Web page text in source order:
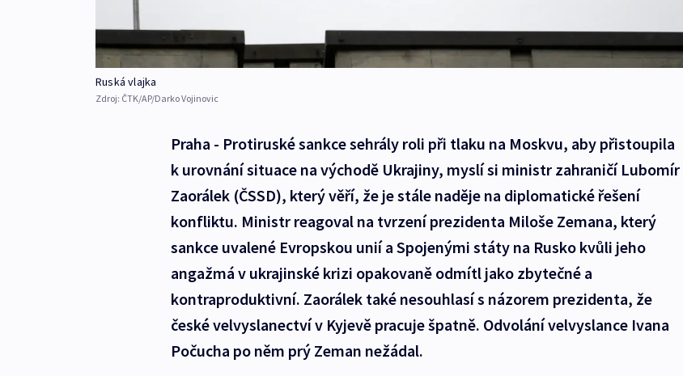
Ruská vlajka
Zdroj: ČTK/AP/Darko Vojinovic
Praha - Protiruské sankce sehrály roli při tlaku na Moskvu, aby přistoupila
k urovnání situace na východě Ukrajiny, myslí si ministr zahraničí Lubomír
Zaorálek (ČSSD), který věří, že je stále naděje na diplomatické řešení
konfliktu. Ministr reagoval na tvrzení prezidenta Miloše Zemana, který
sankce uvalené Evropskou unií a Spojenými státy na Rusko kvůli jeho
angažmá v ukrajinské krizi opakovaně odmítl jako zbytečné a
kontraproduktivní. Zaorálek také nesouhlasí s názorem prezidenta, že
české velvyslanectví v Kyjevě pracuje špatně. Odvolání velvyslance Ivana
Počucha po něm prý Zeman nežádal.